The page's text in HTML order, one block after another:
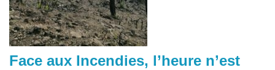
Face aux Incendies, l’heure n’est